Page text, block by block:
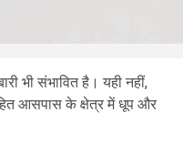
भी संभावित है। यही नहीं,
आसपास के क्षेत्र में धूप और